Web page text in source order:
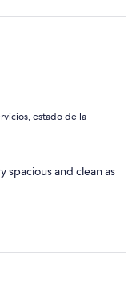
estado de la
spacious and clean as